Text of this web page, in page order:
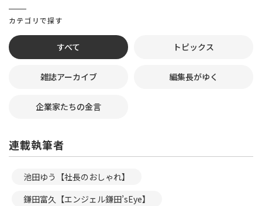
カテゴリで探す
すべて トピックス
雑誌アーカイブ 編集長がゆく
企業家たちの金言
連載執筆者
池田ゆう【社長のおしゃれ】
鎌田富久【エンジェル鎌田’sEye】